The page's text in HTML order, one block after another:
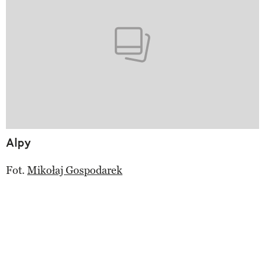
Alpy
Fot. Mikołaj Gospodarek